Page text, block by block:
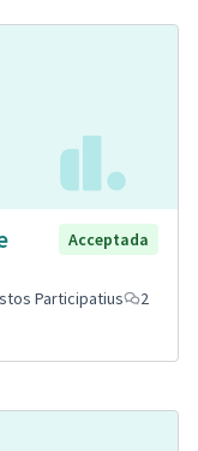
Acceptada
Participatius
2